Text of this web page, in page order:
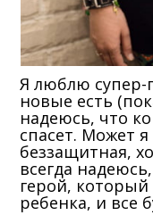
Я люблю супер-
новые есть
надеюсь, что
спасет. Может
беззащитная,
всегда
герой, который
ребенка, и все